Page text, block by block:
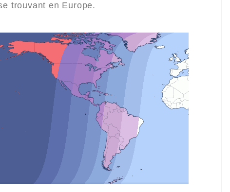
trouvant en Europe.